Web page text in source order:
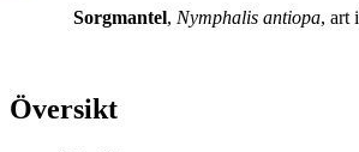
Sorgmantel, Nymphalis antiopa, art
Översikt